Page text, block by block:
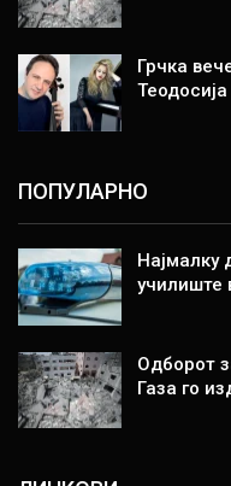
Грчка
ПОПУЛАРНО
Најмалку
училиште
Одборот
Газа го